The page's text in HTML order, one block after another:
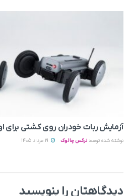
آزمایش ربات خودران روی کشتی برای
نوشته شده توسط نرگس چالوک
دیدگاهتان را بنویسید